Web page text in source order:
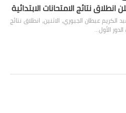
انطلاق نتائج الامتحانات الابتدائية
الكريم عبطان الجبوري، الاثنين، انطلاق نتائج
الدور الأول…